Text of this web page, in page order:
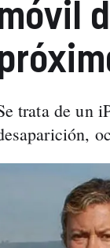
trata de un